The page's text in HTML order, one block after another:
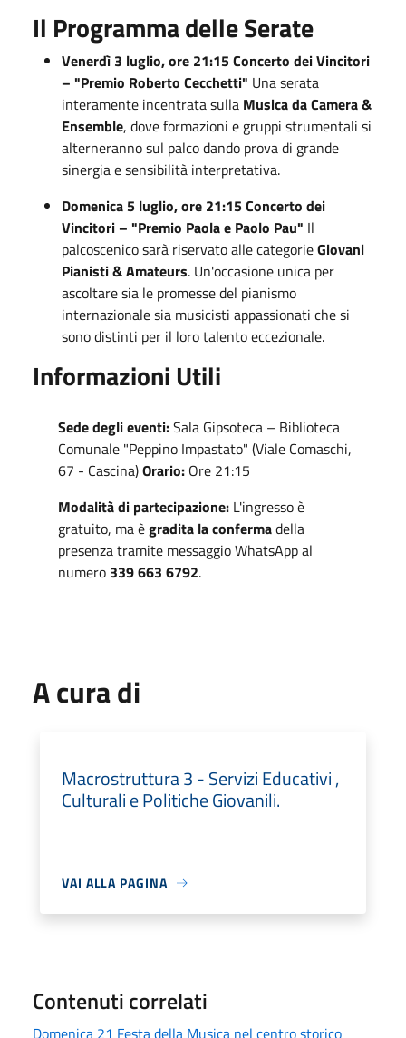
Il Programma delle Serate
Venerdì 3 luglio, ore 21:15Concerto dei Vincitori
– "Premio Roberto Cecchetti" Una serata
interamente incentrata sulla Musica da Camera &
Ensemble, dove formazioni e gruppi strumentali si
alterneranno sul palco dando prova di grande
sinergia e sensibilità interpretativa.
Domenica 5 luglio, ore 21:15Concerto dei
Vincitori – "Premio Paola e Paolo Pau" Il
palcoscenico sarà riservato alle categorieGiovani
Pianisti & Amateurs. Un'occasione unica per
ascoltare sia le promesse del pianismo
internazionale sia musicisti appassionati che si
sono distinti per il loro talento eccezionale.
Informazioni Utili
Sede degli eventi:Sala Gipsoteca – Biblioteca
Comunale "Peppino Impastato" (Viale Comaschi,
67 - Cascina)Orario: Ore 21:15
Modalità di partecipazione: L'ingresso è
gratuito, ma ègradita la confermadella
presenza tramite messaggio WhatsApp al
numero 339 663 6792.
A cura di
Macrostruttura 3 - Servizi Educativi ,
Culturali e Politiche Giovanili.
VAI ALLA PAGINA
Contenuti correlati
Domenica 21 Festa della Musica nel centro storico